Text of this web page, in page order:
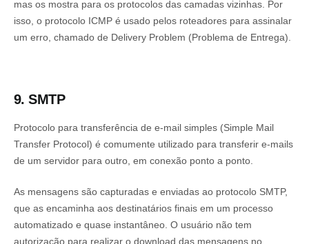
mas os mostra para os protocolos das camadas vizinhas. Por
isso, o protocolo ICMP é usado pelos roteadores para assinalar
um erro, chamado de Delivery Problem (Problema de Entrega).
9. SMTP
Protocolo para transferência de e-mail simples (Simple Mail
Transfer Protocol) é comumente utilizado para transferir e-mails
de um servidor para outro, em conexão ponto a ponto.
As mensagens são capturadas e enviadas ao protocolo SMTP,
que as encaminha aos destinatários finais em um processo
automatizado e quase instantâneo. O usuário não tem
autorização para realizar o download das mensagens no